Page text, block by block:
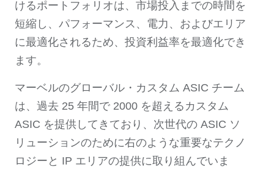
けるポートフォリオは、市場投入までの時間を
短縮し、パフォーマンス、電力、およびエリア
に最適化されるため、投資利益率を最適化でき
ます。
マーベルのグローバル・カスタム ASIC チーム
は、過去 25 年間で 2000 を超えるカスタム
ASIC を提供してきており、次世代の ASIC ソ
リューションのために右のような重要なテクノ
ロジーと IP エリアの提供に取り組んでいま